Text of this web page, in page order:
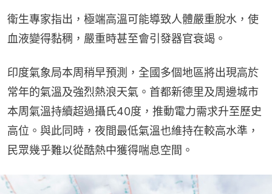
衛生專家指出，極端高溫可能導致人體嚴重脫水，使
血液變得黏稠，嚴重時甚至會引發器官衰竭。
印度氣象局本周稍早預測，全國多個地區將出現高於
常年的氣溫及強烈熱浪天氣。首都新德里及周邊城市
本周氣溫持續超過攝氏40度，推動電力需求升至歷史
高位。與此同時，夜間最低氣溫也維持在較高水準，
民眾幾乎難以從酷熱中獲得喘息空間。